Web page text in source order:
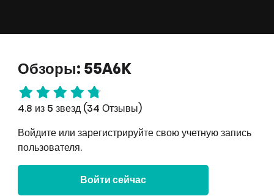
Обзоры: 55A6K
4.8 из 5 звезд (34 Отзывы)
Войдите или зарегистрируйте свою учетную запись
пользователя.
Войти сейчас